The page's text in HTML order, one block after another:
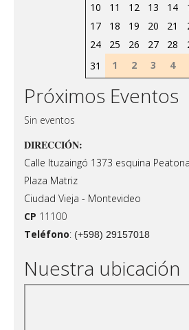
10
11 12 13 14
17
18 19 20 21
24
25 26 27 28
31
1 2 3 4
Próximos Eventos
Sin eventos
DIRECCIÓN:
Calle Ituzaingó 1373 esquina
Plaza Matriz
Ciudad Vieja - Montevideo
CP 11100
Teléfono: (+598) 29157018
Nuestra ubicación